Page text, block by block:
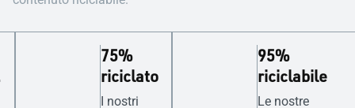
75%
riciclato
I nostri
95%
riciclabile
Le nostre